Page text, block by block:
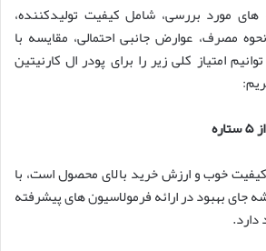
های مورد بررسی، شامل کیفیت تولیدکننده،
مصرف، عوارض جانبی احتمالی، مقایسه با
امتیاز کلی زیر را برای پودر ال کارنیتین
خوب و ارزش خرید بالای محصول است، با
جای بهبود در ارائه فرمولاسیون های پیشرفته
دارد.